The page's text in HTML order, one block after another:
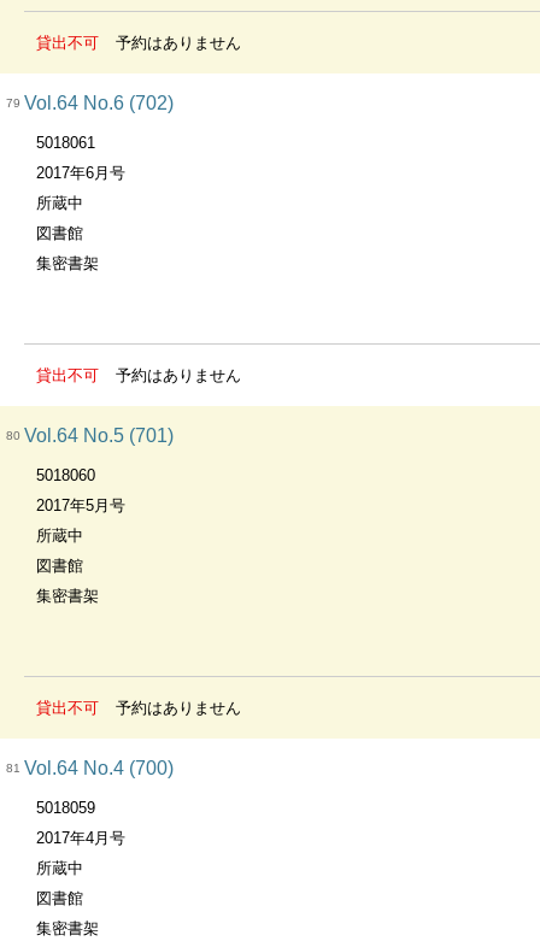
貸出不可 予約はありません
79 Vol.64 No.6 (702)
5018061
2017年6月号
所蔵中
図書館
集密書架
貸出不可 予約はありません
80 Vol.64 No.5 (701)
5018060
2017年5月号
所蔵中
図書館
集密書架
貸出不可 予約はありません
81 Vol.64 No.4 (700)
5018059
2017年4月号
所蔵中
図書館
集密書架